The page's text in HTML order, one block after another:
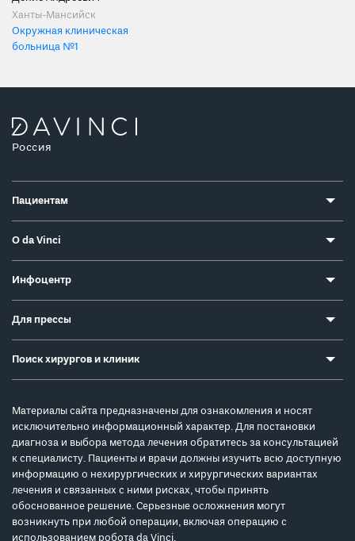
Ханты-Мансийск
Окружная клиническая
больница №1
Россия
Пациентам
О da Vinci
Инфоцентр
Для прессы
Поиск хирургов и клиник
Материалы сайта предназначены для ознакомления и носят
исключительно информационный характер. Для постановки
диагноза и выбора метода лечения обратитесь за консультацией
к специалисту. Пациенты и врачи должны изучить всю доступную
информацию о нехирургических и хирургических вариантах
лечения и связанных с ними рисках, чтобы принять
обоснованное решение. Серьезные осложнения могут
возникнуть при любой операции, включая операцию с
использованием робота da Vinci.